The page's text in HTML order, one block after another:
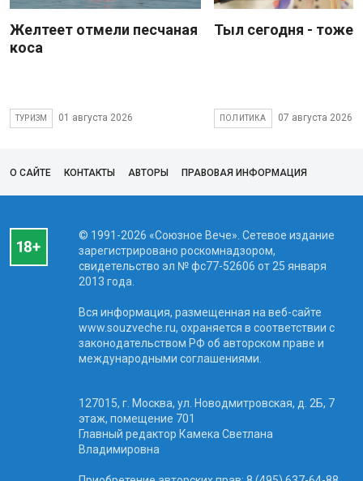
Желтеет отмели песчаная
коса
ТУРИЗМ 01 августа 2026
Тыл сегодня - тоже
ПОЛИТИКА 07 августа 2026
О САЙТЕ КОНТАКТЫ АВТОРЫ ПРАВОВАЯ ИНФОРМАЦИЯ
© 1991-2026 «Союзное Вече». Сетевое издание
зарегистрировано роскомнадзором,
свидетельство эл № фc77-52606 от 25 января
2013 года.
Вся информация, размещенная на веб-сайте
www.souzveche.ru, охраняется в соответствии с
законодательством РФ об авторском праве и
международными соглашениями.
127015, г. Москва, ул. Новодмитровская, д. 2Б, 7
этаж, помещение 701
Главный редактор Камека Светлана
Владимировна